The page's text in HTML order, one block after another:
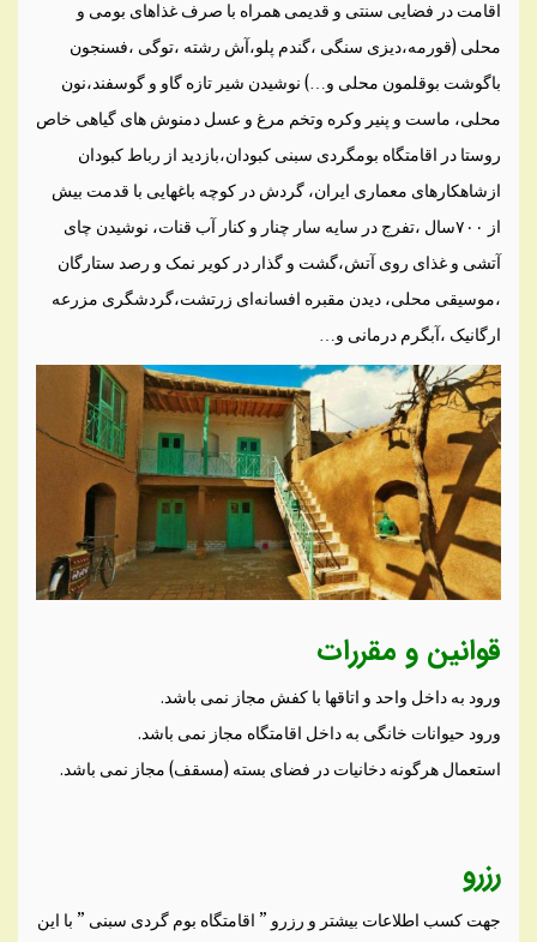
اقامت در فضایی سنتی و قدیمی همراه با صرف غذاهای بومی و
محلی (قورمه،دیزی سنگی ،گندم پلو،آش رشته ،توگی ،فسنجون
باگوشت بوقلمون محلی و…) نوشیدن شیر تازه گاو و گوسفند،نون
محلی، ماست و پنیر وکره وتخم مرغ و عسل دمنوش های گیاهی خاص
روستا در اقامتگاه بومگردی سبنی کبودان،بازدید از رباط کبودان
ازشاهکارهای معماری ایران، گردش در کوچه باغهایی با قدمت بیش
از ۷۰۰سال ،تفرج در سایه سار چنار و کنار آب قنات، نوشیدن چای
آتشی و غذای روی آتش،گشت و گذار در کویر نمک و رصد ستارگان
،موسیقی محلی، دیدن مقبره افسانه‌ای زرتشت،گردشگری مزرعه
ارگانیک ،آبگرم درمانی و…
قوانین و مقررات
ورود به داخل واحد و اتاقها با کفش مجاز نمی باشد.
ورود حیوانات خانگی به داخل اقامتگاه مجاز نمی باشد.
استعمال هرگونه دخانیات در فضای بسته (مسقف) مجاز نمی باشد.
رزرو
جهت کسب اطلاعات بیشتر و رزرو ” اقامتگاه بوم گردی سبنی ” با این